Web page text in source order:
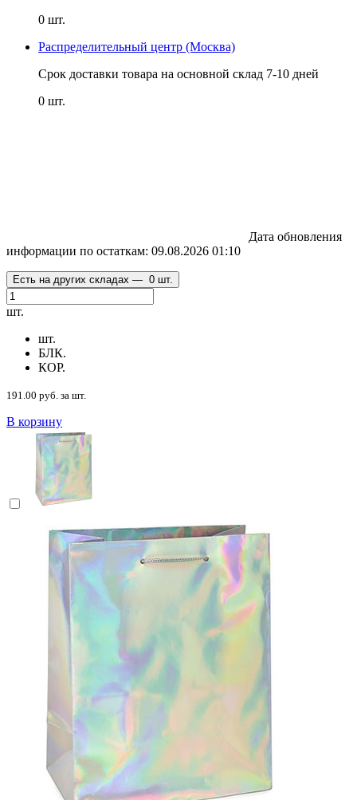
0 шт.
Распределительный центр (Москва)
Срок доставки товара на основной склад 7-10 дней
0 шт.
Дата обновления
информации по остаткам: 09.08.2026 01:10
Есть на других складах — 0 шт.
шт.
шт.
БЛК.
КОР.
191.00 руб. за шт.
В корзину